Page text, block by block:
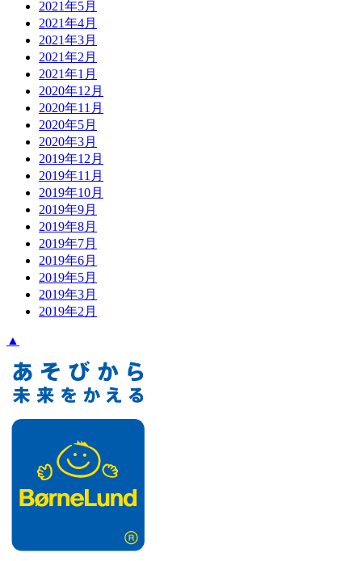
2021年5月
2021年4月
2021年3月
2021年2月
2021年1月
2020年12月
2020年11月
2020年5月
2020年3月
2019年12月
2019年11月
2019年10月
2019年9月
2019年8月
2019年7月
2019年6月
2019年5月
2019年3月
2019年2月
▲